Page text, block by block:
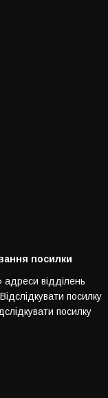
посилки
відділень
посилку
посилку